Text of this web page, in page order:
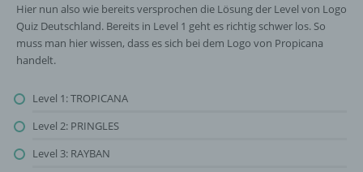
Hier nun also wie bereits versprochen die Lösung der Level von Logo
Quiz Deutschland. Bereits in Level 1 geht es richtig schwer los. So
muss man hier wissen, dass es sich bei dem Logo von Propicana
handelt.
Level 1: TROPICANA
Level 2: PRINGLES
Level 3: RAYBAN